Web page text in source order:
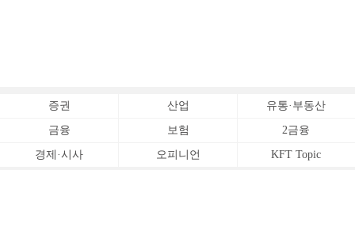
증권 산업 유통·부동산
금융 보험 2금융
경제·시사 오피니언 KFT Topic